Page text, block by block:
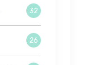
32
26